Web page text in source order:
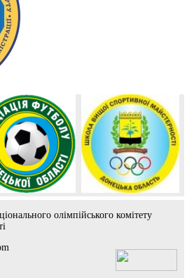
олімпійського комітету